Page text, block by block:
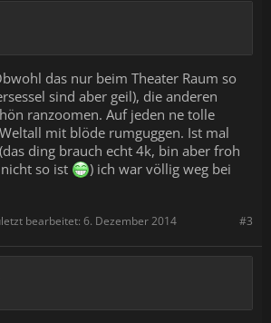
das nur beim Theater Raum so
sind aber geil), die anderen
ranzoomen. Auf jeden ne tolle
mit blöde rumguggen. Ist mal
(das ding brauch echt 4k, bin aber froh
so ist
) ich war völlig weg bei
#3
bearbeitet: 6. Dezember 2014